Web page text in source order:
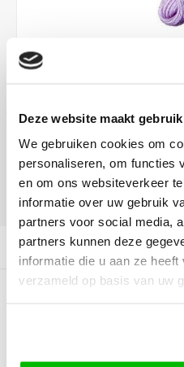
Deze website maakt
We gebruiken cookies om
personaliseren, om functies
en om ons websiteverkeer
informatie over uw gebruik
partners voor social media,
partners kunnen deze
informatie die u aan ze
verzameld op basis van uw
DIRECT LEVERBAAR
DELEN:
Productomschrijving